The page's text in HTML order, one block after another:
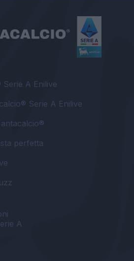
Serie A Enilive
Serie A Enilive
perfetta
A